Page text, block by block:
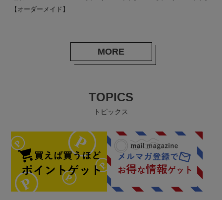
【オーダーメイド】
MORE
TOPICS
トピックス